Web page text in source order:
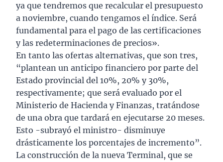
ya que tendremos que recalcular el presupuesto
a noviembre, cuando tengamos el índice. Será
fundamental para el pago de las certificaciones
y las redeterminaciones de precios».
En tanto las ofertas alternativas, que son tres,
“plantean un anticipo financiero por parte del
Estado provincial del 10%, 20% y 30%,
respectivamente; que será evaluado por el
Ministerio de Hacienda y Finanzas, tratándose
de una obra que tardará en ejecutarse 20 meses.
Esto -subrayó el ministro- disminuye
drásticamente los porcentajes de incremento”.
La construcción de la nueva Terminal, que se